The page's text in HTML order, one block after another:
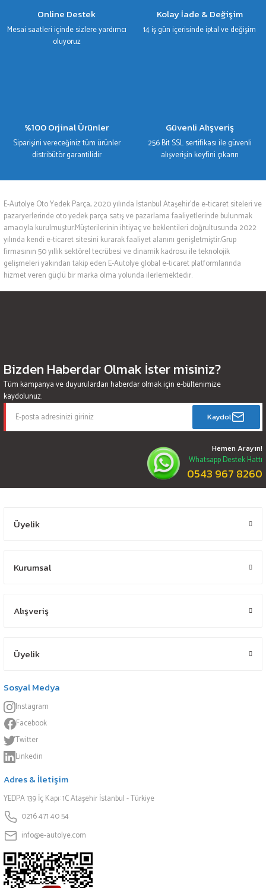
Online Destek
Mesai saatleri içinde sizlere yardımcı
oluyoruz
Kolay İade & Değişim
14 iş gün içerisinde iptal ve değişim
%100 Orjinal Ürünler
Siparişini vereceğiniz tüm ürünler
distribütör garantilidir
Güvenli Alışveriş
256 Bit SSL sertifikası ile güvenli
alışverişin keyfini çıkarın
E-Autolye Oto Yedek Parça, 2020 yılında İstanbul Ataşehir’de e-ticaret siteleri ve
pazaryerlerinde oto yedek parça satış ve pazarlama faaliyetlerinde bulunmak
amacıyla kurulmuştur.Müşterilerinin ihtiyaç ve beklentileri doğrultusunda 2022
yılında kendi e-ticaret sitesini kurarak faaliyet alanını genişletmiştir.Grup
firmasının 50 yıllık sektörel tecrübesi ve dinamik kadrosu ile teknolojik
gelişmeleri yakından takip eden E-Autolye global e-ticaret platformlarında
hizmet veren güçlü bir marka olma yolunda ilerlemektedir.
Bizden Haberdar Olmak İster misiniz?
Tüm kampanya ve duyurulardan haberdar olmak için e-bültenimize
kaydolunuz.
Kaydol
Hemen Arayın!
Whatsapp Destek Hattı
0543 967 8260
Üyelik
Kurumsal
Alışveriş
Üyelik
Sosyal Medya
Instagram
Facebook
Twitter
Linkedin
Adres & İletişim
YEDPA 139 İç Kapı: 1C Ataşehir İstanbul - Türkiye
0216 471 40 54
info@e-autolye.com